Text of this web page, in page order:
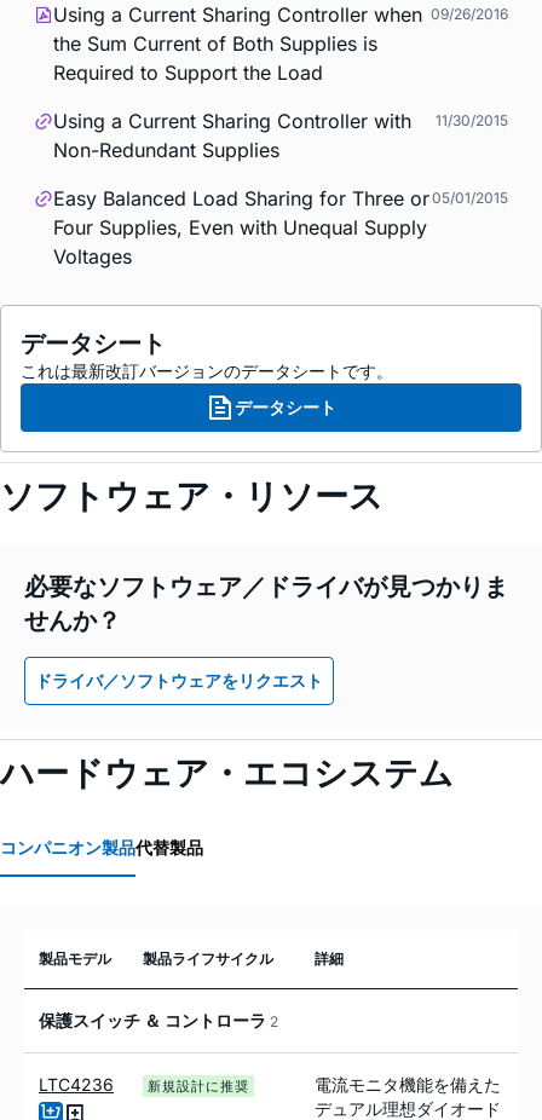
Using a Current Sharing Controller when
the Sum Current of Both Supplies is
Required to Support the Load
09/26/2016
Using a Current Sharing Controller with
Non-Redundant Supplies
11/30/2015
Easy Balanced Load Sharing for Three or
Four Supplies, Even with Unequal Supply
Voltages
05/01/2015
データシート
これは最新改訂バージョンのデータシートです。
データシート
ソフトウェア・リソース
必要なソフトウェア／ドライバが見つかりま
せんか？
ドライバ／ソフトウェアをリクエスト
ハードウェア・エコシステム
コンパニオン製品代替製品
製品モデル 製品ライフサイクル 詳細
保護スイッチ ＆ コントローラ 2
LTC4236 新規設計に推奨
電流モニタ機能を備えた
デュアル理想ダイオード